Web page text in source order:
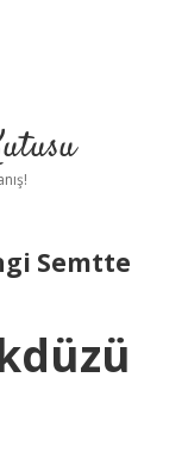
Semtte